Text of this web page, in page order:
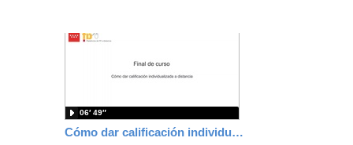
Cómo dar calificación individualizada a distancia
06′ 49″